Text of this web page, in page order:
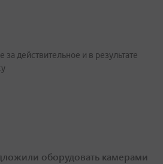
действительное и в результате
оборудовать камерами